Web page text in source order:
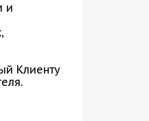
и
Клиенту